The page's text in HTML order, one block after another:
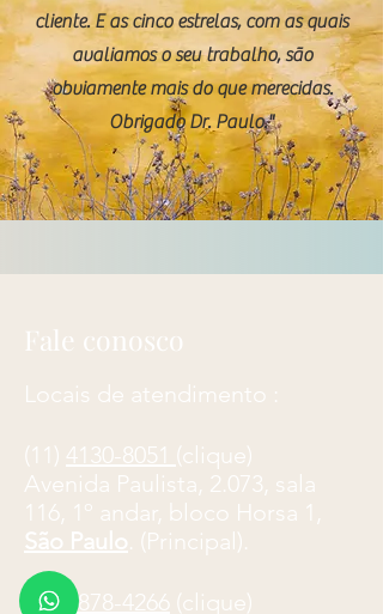
cliente. E as cinco estrelas, com as quais
avaliamos o seu trabalho, são
obviamente mais do que merecidas.
Obrigado Dr. Paulo."
Fale conosco
Locais de atendimento :
(11) 4130-8051 (clique)
​Avenida Paulista, 2.073, sala
116, 1º andar, bloco Horsa 1,
São Paulo. (Principal).
(12) 3878-4266 (clique)